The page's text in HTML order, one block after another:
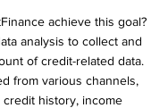
achieve this goal?
analysis to collect and
of credit-related data.
from various channels,
history, income